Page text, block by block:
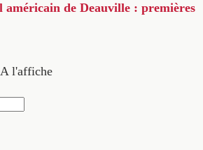
américain de Deauville : premières
A l'affiche